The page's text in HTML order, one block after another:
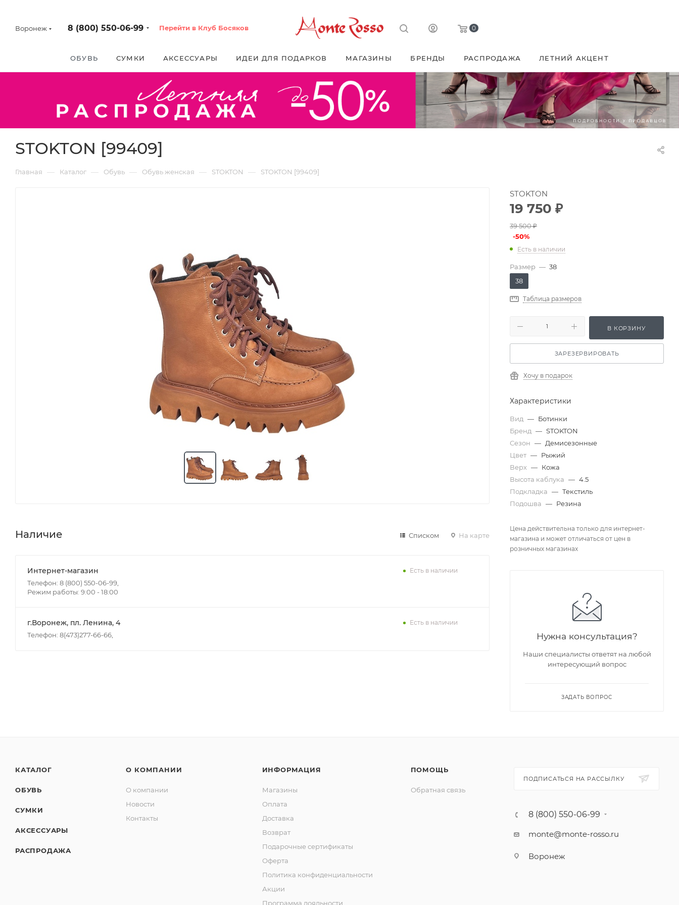
Воронеж 8 (800) 550-06-99 Перейти в Клуб Босяков 0
ОБУВЬ СУМКИ АКСЕССУАРЫ ИДЕИ ДЛЯ ПОДАРКОВ МАГАЗИНЫ БРЕНДЫ РАСПРОДАЖА ЛЕТНИЙ АКЦЕНТ
STOKTON [99409]
Главная — Каталог — Обувь — Обувь женская — STOKTON — STOKTON [99409]
Наличие Списком На карте
Интернет-магазин
Телефон: 8 (800) 550-06-99,
Режим работы: 9:00 - 18:00
Есть в наличии
г.Воронеж, пл. Ленина, 4
Телефон: 8(473)277-66-66,
Есть в наличии
STOKTON
19 750 ₽
39 500₽
-50%
Есть в наличии
Размер — 38
38
Таблица размеров
В КОРЗИНУ
ЗАРЕЗЕРВИРОВАТЬ
Хочу в подарок
Характеристики
Вид — Ботинки
Бренд — STOKTON
Сезон — Демисезонные
Цвет — Рыжий
Верх — Кожа
Высота каблука — 4.5
Подкладка — Текстиль
Подошва — Резина
Цена действительна только для интернет-
магазина и может отличаться от цен в
розничных магазинах
Нужна консультация?
Наши специалисты ответят на любой
интересующий вопрос
ЗАДАТЬ ВОПРОС
КАТАЛОГ
ОБУВЬ
СУМКИ
АКСЕССУАРЫ
РАСПРОДАЖА
О КОМПАНИИ
О компании
Новости
Контакты
ИНФОРМАЦИЯ
Магазины
Оплата
Доставка
Возврат
Подарочные сертификаты
Оферта
Политика конфиденциальности
Акции
Программа лояльности
ПОМОЩЬ
Обратная связь
ПОДПИСАТЬСЯ НА РАССЫЛКУ
8 (800) 550-06-99
monte@monte-rosso.ru
Воронеж